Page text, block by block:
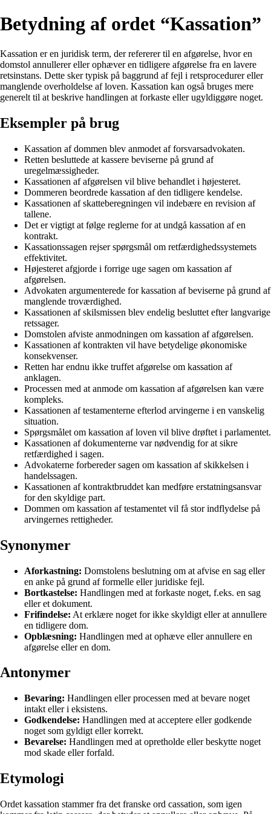
Betydning af ordet “Kassation”
Kassation er en juridisk term, der refererer til en afgørelse, hvor en
domstol annullerer eller ophæver en tidligere afgørelse fra en lavere
retsinstans. Dette sker typisk på baggrund af fejl i retsprocedurer eller
manglende overholdelse af loven. Kassation kan også bruges mere
generelt til at beskrive handlingen at forkaste eller ugyldiggøre noget.
Eksempler på brug
Kassation af dommen blev anmodet af forsvarsadvokaten.
Retten besluttede at kassere beviserne på grund af
uregelmæssigheder.
Kassationen af afgørelsen vil blive behandlet i højesteret.
Dommeren beordrede kassation af den tidligere kendelse.
Kassationen af skatteberegningen vil indebære en revision af
tallene.
Det er vigtigt at følge reglerne for at undgå kassation af en
kontrakt.
Kassationssagen rejser spørgsmål om retfærdighedssystemets
effektivitet.
Højesteret afgjorde i forrige uge sagen om kassation af
afgørelsen.
Advokaten argumenterede for kassation af beviserne på grund af
manglende troværdighed.
Kassationen af skilsmissen blev endelig besluttet efter langvarige
retssager.
Domstolen afviste anmodningen om kassation af afgørelsen.
Kassationen af kontrakten vil have betydelige økonomiske
konsekvenser.
Retten har endnu ikke truffet afgørelse om kassation af
anklagen.
Processen med at anmode om kassation af afgørelsen kan være
kompleks.
Kassationen af testamenterne efterlod arvingerne i en vanskelig
situation.
Spørgsmålet om kassation af loven vil blive drøftet i parlamentet.
Kassationen af dokumenterne var nødvendig for at sikre
retfærdighed i sagen.
Advokaterne forbereder sagen om kassation af skikkelsen i
handelssagen.
Kassationen af kontraktbruddet kan medføre erstatningsansvar
for den skyldige part.
Dommen om kassation af testamentet vil få stor indflydelse på
arvingernes rettigheder.
Synonymer
Aforkastning: Domstolens beslutning om at afvise en sag eller
en anke på grund af formelle eller juridiske fejl.
Bortkastelse: Handlingen med at forkaste noget, f.eks. en sag
eller et dokument.
Frifindelse: At erklære noget for ikke skyldigt eller at annullere
en tidligere dom.
Opblæsning: Handlingen med at ophæve eller annullere en
afgørelse eller en dom.
Antonymer
Bevaring: Handlingen eller processen med at bevare noget
intakt eller i eksistens.
Godkendelse: Handlingen med at acceptere eller godkende
noget som gyldigt eller korrekt.
Bevarelse: Handlingen med at opretholde eller beskytte noget
mod skade eller forfald.
Etymologi
Ordet kassation stammer fra det franske ord cassation, som igen